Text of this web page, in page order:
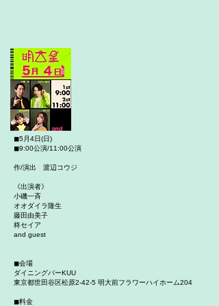
◼︎5月4日(日)
◼︎9:00公演/11:00公演
作/演出 渡辺コウジ
《出演者》
小磯一斉
オオダイラ隆生
藤田由美子
柊セイア
and guest
◼︎会場
ダイニングバーKUU
東京都世田谷区松原2-42-5 明大前フラワーハイホーム204
◼︎料金